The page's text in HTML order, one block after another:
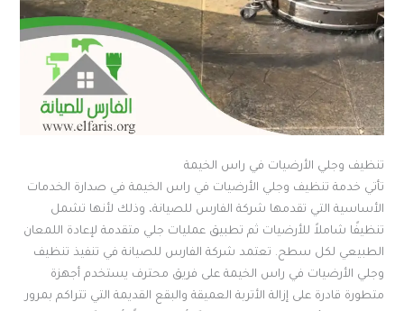
تنظيف وجلي الأرضيات في راس الخيمة
تأتي خدمة تنظيف وجلي الأرضيات في راس الخيمة في صدارة الخدمات
الأساسية التي تقدمها شركة الفارس للصيانة، وذلك لأنها تشمل
تنظيفًا شاملاً للأرضيات ثم تطبيق عمليات جلي متقدمة لإعادة اللمعان
الطبيعي لكل سطح. تعتمد شركة الفارس للصيانة في تنفيذ تنظيف
وجلي الأرضيات في راس الخيمة على فريق محترف يستخدم أجهزة
متطورة قادرة على إزالة الأتربة العميقة والبقع القديمة التي تتراكم بمرور